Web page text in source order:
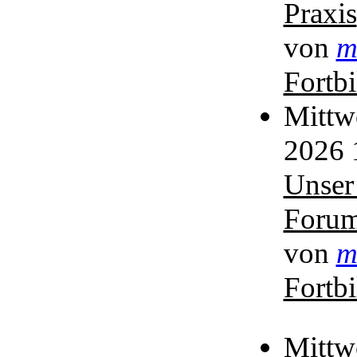
Praxis
von
2026
von